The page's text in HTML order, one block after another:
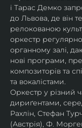
і Тарас Демко
до Львова, де він
релокованою
оркестр
органному залі,
нові програми,
композиторів та
та вокалістами.
Оркестр у різний
дириґентами,
Рахлін, Стефан
(Австрія), Ф.